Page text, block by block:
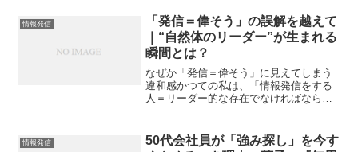
します。ただ、そこで「自分の実力不足
だ」と決めつける必要はあり...
情報発信
「発信＝偉そう」の誤解を越えて
｜“自然体のリーダー”が生まれる
瞬間とは？
なぜか「発信＝偉そう」に見えてしまう
違和感かつての私は、「情報発信をする
人＝リーダー的な存在でなければならな
のような気がして、「自分なんかが発信
してもいいのか？」と躊躇...
情報発信
50代会社員が「強み探し」を今す